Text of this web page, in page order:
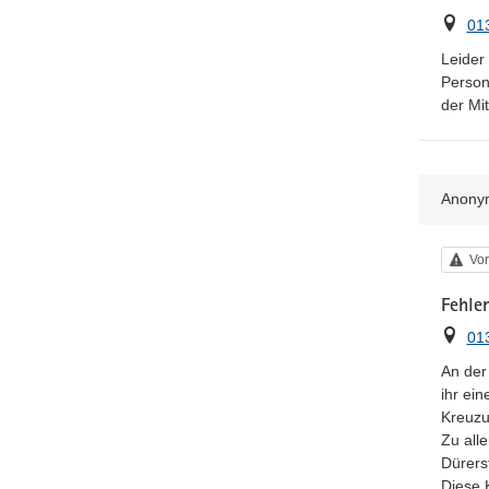
Ort
Leider
der
Ort
An
ihr
Zu